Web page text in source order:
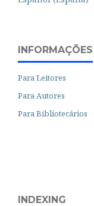
INFORMAÇÕES
Para Leitores
Para Autores
Para Bibliotecários
INDEXING